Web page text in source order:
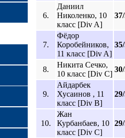
6.
Даниил
Николенко, 10
класс [Div A]
7.
Фёдор
Коробейников,
11 класс [Div A]
8.
Никита Сечко,
10 класс [Div C]
9.
Айдарбек
Хусаинов , 11
класс [Div B]
10.
Жан
Курбанбаев, 10
класс [Div C]